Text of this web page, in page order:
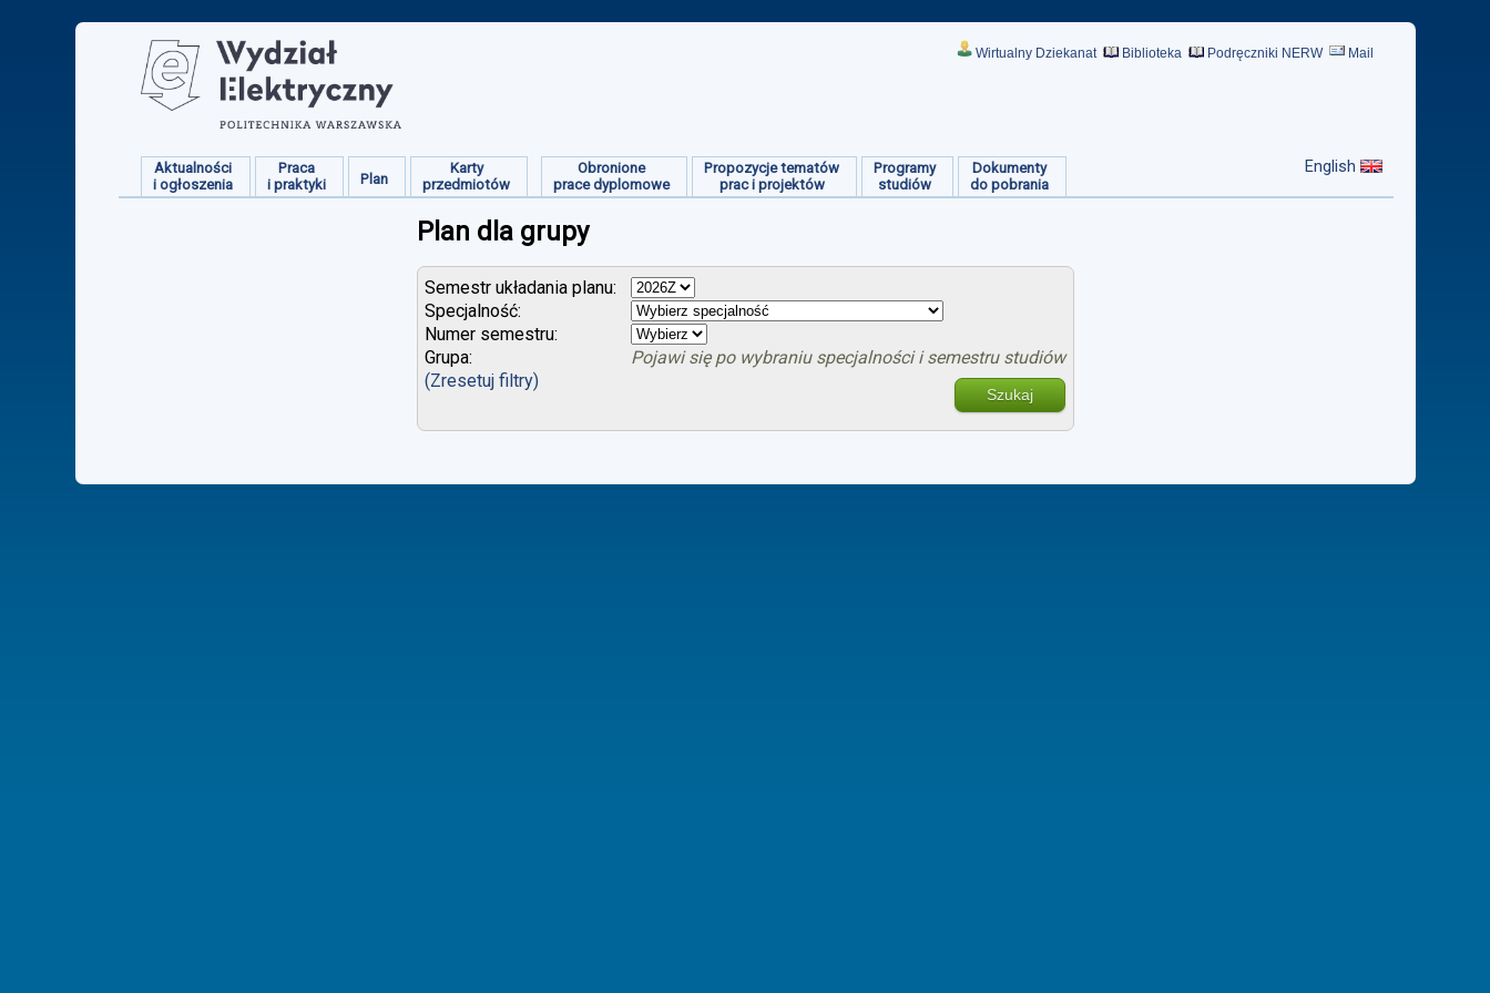
Wirtualny Dziekanat Biblioteka Podręczniki NERW Mail
Aktualności
i ogłoszenia
Praca
i praktyki
Plan
Karty
przedmiotów
Obronione
prace dyplomowe
Propozycje tematów
prac i projektów
Programy
studiów
Dokumenty
do pobrania
English
Plan dla grupy
Semestr układania planu:
Specjalność:
Numer semestru:
Grupa:
Pojawi się po wybraniu specjalności i semestru studiów
(Zresetuj filtry)